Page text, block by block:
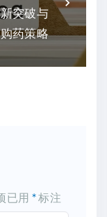
突破与
药策略
已用 *标注